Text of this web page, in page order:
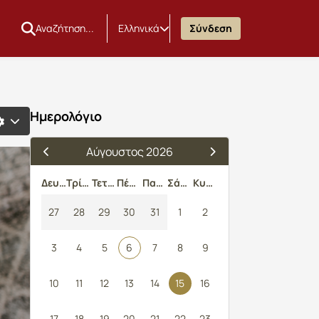
Ελληνικά Σύνδεση
Ημερολόγιο
Αύγουστος 2026
Δευτέρα Τρίτη Τετάρτη Πέμπτη Παρασκευή Σάββατο Κυριακή
27 28 29 30 31 1 2
3 4 5 6 7 8 9
10 11 12 13 14 15 16